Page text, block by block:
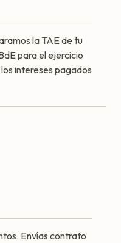
la TAE de tu
para el ejercicio
intereses pagados
Envías contrato